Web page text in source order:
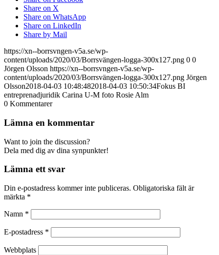
Share on X
Share on WhatsApp
Share on LinkedIn
Share by Mail
https://xn--borrsvngen-v5a.se/wp-
content/uploads/2020/03/Borrsvängen-logga-300x127.png 0 0
Jörgen Olsson https://xn--borrsvngen-v5a.se/wp-
content/uploads/2020/03/Borrsvängen-logga-300x127.png Jörgen
Olsson2018-04-03 10:48:482018-04-03 10:50:34Fokus BI
entreprenadjuridik Carina U-M foto Rosie Alm
0 Kommentarer
Lämna en kommentar
Want to join the discussion?
Dela med dig av dina synpunkter!
Lämna ett svar
Din e-postadress kommer inte publiceras. Obligatoriska fält är
märkta *
Namn *
E-postadress *
Webbplats